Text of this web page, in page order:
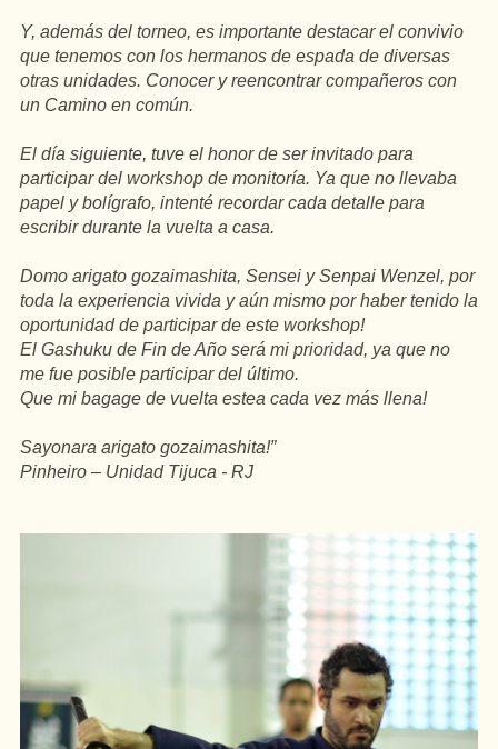
Y, además del torneo, es importante destacar el convivio
que tenemos con los hermanos de espada de diversas
otras unidades. Conocer y reencontrar compañeros con
un Camino en común.
El día siguiente, tuve el honor de ser invitado para
participar del workshop de monitoría. Ya que no llevaba
papel y bolígrafo, intenté recordar cada detalle para
escribir durante la vuelta a casa.
Domo arigato gozaimashita, Sensei y Senpai Wenzel, por
toda la experiencia vivida y aún mismo por haber tenido la
oportunidad de participar de este workshop!
El Gashuku de Fin de Año será mi prioridad, ya que no
me fue posible participar del último.
Que mi bagage de vuelta estea cada vez más llena!
Sayonara arigato gozaimashita!”
Pinheiro – Unidad Tijuca - RJ